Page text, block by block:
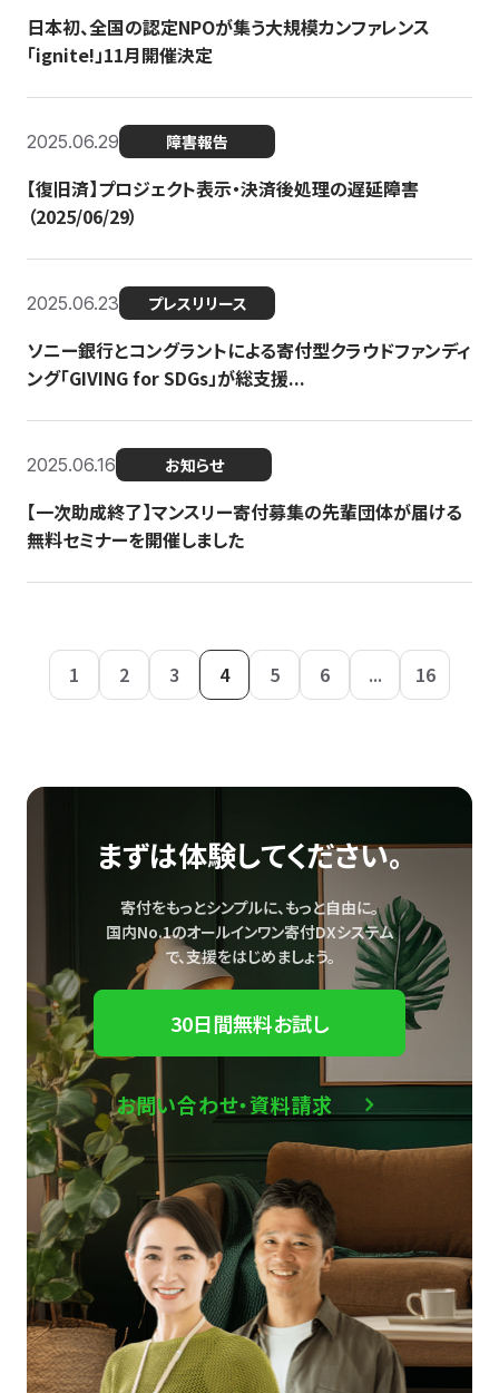
日本初、全国の認定NPOが集う大規模カンファレンス
「ignite!」11月開催決定
2025.06.29 障害報告
【復旧済】プロジェクト表示・決済後処理の遅延障害
（2025/06/29）
2025.06.23 プレスリリース
ソニー銀行とコングラントによる寄付型クラウドファンディ
ング「GIVING for SDGs」が総支援...
2025.06.16 お知らせ
【一次助成終了】マンスリー寄付募集の先輩団体が届ける
無料セミナーを開催しました
1 2 3 4 5 6 ... 16
まずは体験してください。
寄付をもっとシンプルに、もっと自由に。
国内No.1のオールインワン寄付DXシステム
で、支援をはじめましょう。
30日間無料お試し
お問い合わせ・資料請求